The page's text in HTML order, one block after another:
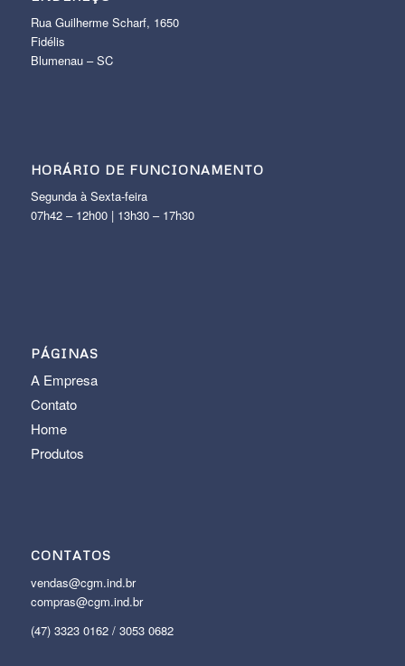
Rua Guilherme Scharf, 1650
Fidélis
Blumenau – SC
HORÁRIO DE FUNCIONAMENTO
Segunda à Sexta-feira
07h42 – 12h00 | 13h30 – 17h30
PÁGINAS
A Empresa
Contato
Home
Produtos
CONTATOS
vendas@cgm.ind.br
compras@cgm.ind.br
(47) 3323 0162 / 3053 0682